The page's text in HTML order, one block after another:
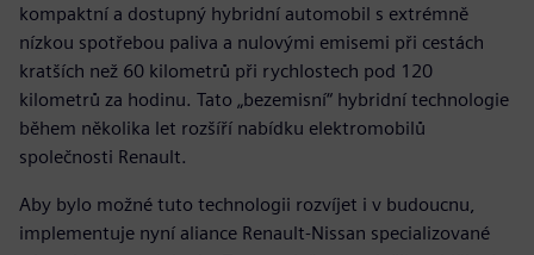
kompaktní a dostupný hybridní automobil s extrémně
nízkou spotřebou paliva a nulovými emisemi při cestách
kratších než 60 kilometrů při rychlostech pod 120
kilometrů za hodinu. Tato „bezemisní“ hybridní technologie
během několika let rozšíří nabídku elektromobilů
společnosti Renault.
Aby bylo možné tuto technologii rozvíjet i v budoucnu,
implementuje nyní aliance Renault-Nissan specializované